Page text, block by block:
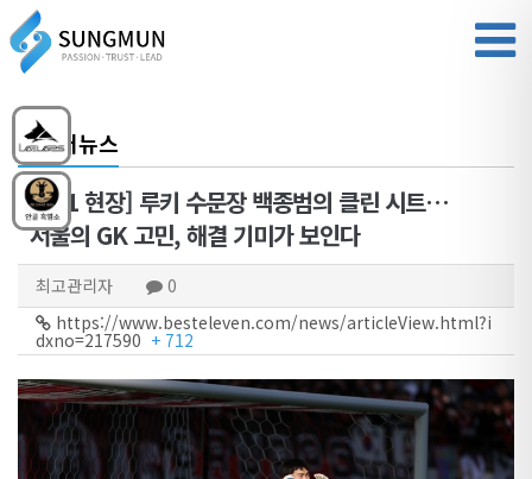
미디어뉴스
[b11 현장] 루키 수문장 백종범의 클린 시트…
서울의 GK 고민, 해결 기미가 보인다
최고관리자
0
https://www.besteleven.com/news/articleView.html?i
dxno=217590 + 712